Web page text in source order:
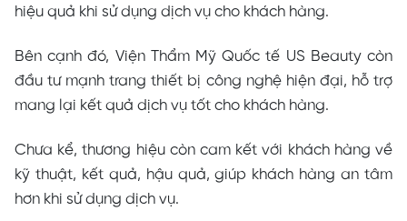
hiệu quả khi sử dụng dịch vụ cho khách hàng.
Bên cạnh đó, Viện Thẩm Mỹ Quốc tế US Beauty còn
đầu tư mạnh trang thiết bị công nghệ hiện đại, hỗ trợ
mang lại kết quả dịch vụ tốt cho khách hàng.
Chưa kể, thương hiệu còn cam kết với khách hàng về
kỹ thuật, kết quả, hậu quả, giúp khách hàng an tâm
hơn khi sử dụng dịch vụ.